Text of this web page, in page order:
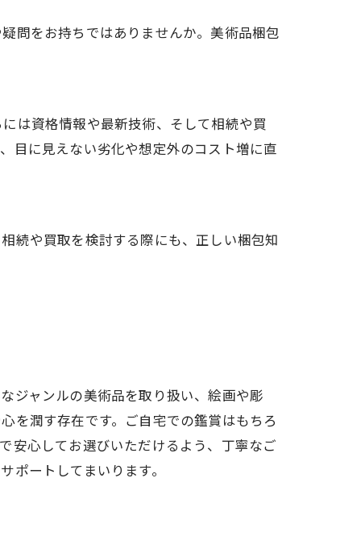
問をお持ちではありませんか。美術品梱包
は資格情報や最新技術、そして相続や買
目に見えない劣化や想定外のコスト増に直
続や買取を検討する際にも、正しい梱包知
ジャンルの美術品を取り扱い、絵画や彫
を潤す存在です。ご自宅での鑑賞はもちろ
安心してお選びいただけるよう、丁寧なご
ポートしてまいります。